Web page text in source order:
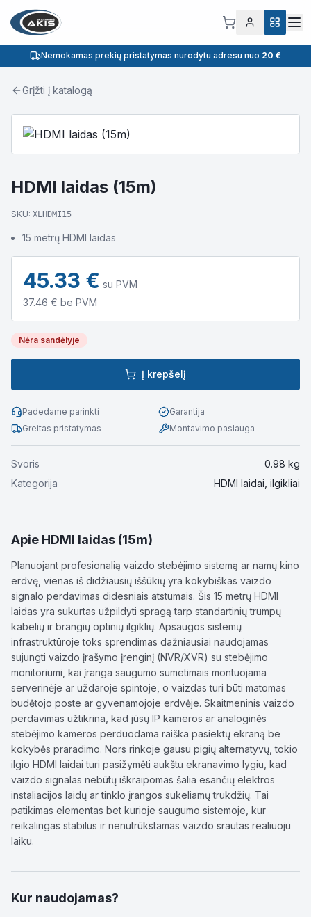
Nemokamas prekių pristatymas nurodytu adresu nuo 20 €
Grįžti į katalogą
HDMI laidas (15m)
SKU: XLHDMI15
15 metrų HDMI laidas
45.33 € su PVM
37.46 € be PVM
Nėra sandėlyje
Į krepšelį
Padedame parinkti
Garantija
Greitas pristatymas
Montavimo paslauga
Svoris 0.98 kg
Kategorija
HDMI laidai, ilgikliai
Apie HDMI laidas (15m)
Planuojant profesionalią vaizdo stebėjimo sistemą ar namų kino
erdvę, vienas iš didžiausių iššūkių yra kokybiškas vaizdo
signalo perdavimas didesniais atstumais. Šis 15 metrų HDMI
laidas yra sukurtas užpildyti spragą tarp standartinių trumpų
kabelių ir brangių optinių ilgiklių. Apsaugos sistemų
infrastruktūroje toks sprendimas dažniausiai naudojamas
sujungti vaizdo įrašymo įrenginį (NVR/XVR) su stebėjimo
monitoriumi, kai įranga saugumo sumetimais montuojama
serverinėje ar uždaroje spintoje, o vaizdas turi būti matomas
budėtojo poste ar gyvenamojoje erdvėje. Skaitmeninis vaizdo
perdavimas užtikrina, kad jūsų IP kameros ar analoginės
stebėjimo kameros perduodama raiška pasiektų ekraną be
kokybės praradimo. Nors rinkoje gausu pigių alternatyvų, tokio
ilgio HDMI laidai turi pasižymėti aukštu ekranavimo lygiu, kad
vaizdo signalas nebūtų iškraipomas šalia esančių elektros
instaliacijos laidų ar tinklo įrangos sukeliamų trukdžių. Tai
patikimas elementas bet kurioje saugumo sistemoje, kur
reikalingas stabilus ir nenutrūkstamas vaizdo srautas realiuoju
laiku.
Kur naudojamas?